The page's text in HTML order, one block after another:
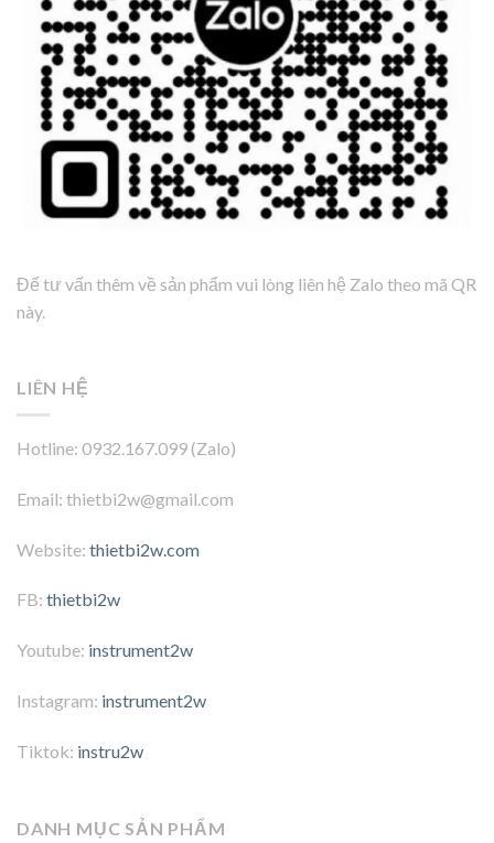
Để tư vấn thêm về sản phẩm vui lòng liên hệ Zalo theo mã QR
này.
LIÊN HỆ
Hotline: 0932.167.099 (Zalo)
Email: thietbi2w@gmail.com
Website: thietbi2w.com
FB: thietbi2w
Youtube: instrument2w
Instagram: instrument2w
Tiktok: instru2w
DANH MỤC SẢN PHẨM